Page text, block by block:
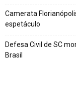
Camerata
espetáculo
Defesa Civil de SC
Brasil